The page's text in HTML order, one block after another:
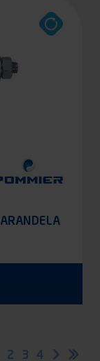
Página
2 Página
3 Página
4